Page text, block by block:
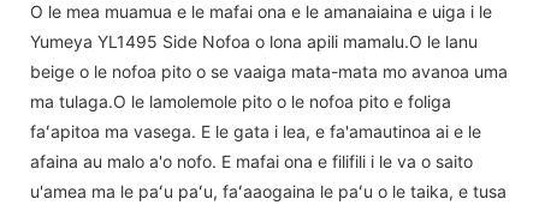
O le mea muamua e le mafai ona e le amanaiaina e uiga i le
Yumeya YL1495 Side Nofoa o lona apili mamalu.O le lanu
beige o le nofoa pito o se vaaiga mata-mata mo avanoa uma
ma tulaga.O le lamolemole pito o le nofoa pito e foliga
faʻapitoa ma vasega. E le gata i lea, e fa'amautinoa ai e le
afaina au malo a'o nofo. E mafai ona e filifili i le va o saito
u'amea ma le paʻu paʻu, faʻaaogaina le paʻu o le taika, e tusa